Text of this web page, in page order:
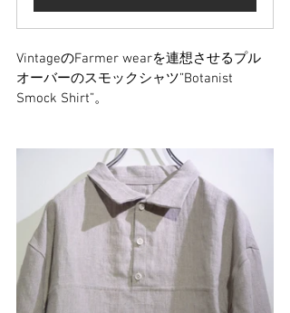
VintageのFarmer wearを連想させるプル
オーバーのスモックシャツ”Botanist
Smock Shirt”。